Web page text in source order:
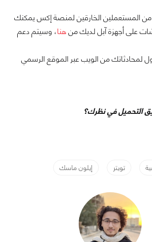
من المستعملين الخارقين لمنصة إكس يمكنك
على أجهزة آبل لديك منهنا، وسيتم دعم
لمحادثاتك من الويب عبر الموقع الرسمي
التحميل في نظرك؟
تويتر إيلون ماسك